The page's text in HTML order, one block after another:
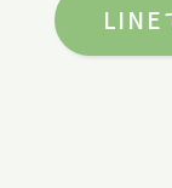
LINE